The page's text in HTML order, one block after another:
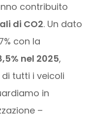
contribuito
di CO2. Un dato
con la
nel 2025,
di tutti i veicoli
in
–